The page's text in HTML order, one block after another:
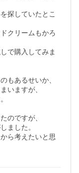
探していたとこ
クリームもかろ
で購入してみま
もあるせいか、
いますが、
のですが、
ました。
ら考えたいと思